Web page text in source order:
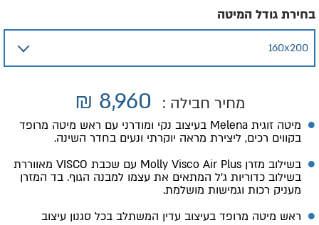
מיטה זוגית Melena בעיצוב נקי ומודרני עם ראש מיטה מרופד
בקווים רכים, ליצירת מראה יוקרתי ונעים בחדר השינה.
בשילוב מזרן Molly Visco Air Plus עם שכבת
VISCO מאווררת
בשילוב כדוריות ג׳ל המתאים את עצמו למבנה הגוף. בד המזרן
מעניק רכות וגמישות מושלמת.
ראש מיטה מרופד בעיצוב עדין המשתלב בכל סגנון עיצוב
בחירת גודל המיטה
מחיר חבילה : 8,960
₪